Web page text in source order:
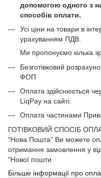
допомогою одного з
способів оплати.
Усі ціни на товари в
урахуванням ПДВ.
Ми пропонуємо кілька
Безготівковий
ФОП
Оплата здійснюється
LiqPay на сайті.
Оплата частинами
ГОТІВКОВИЙ СПОСІБ
"Нова Пошта" Ви можете
отримання замовлення у
"Нової пошти
Більше інформації про